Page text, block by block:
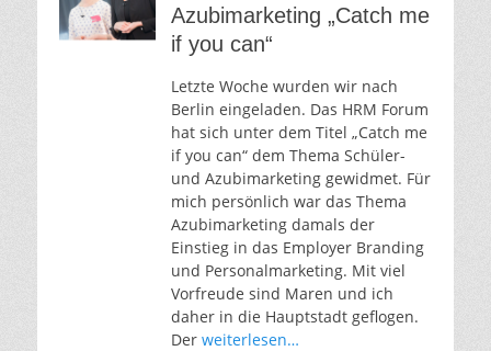
Azubimarketing „Catch me
if you can“
Letzte Woche wurden wir nach
Berlin eingeladen. Das HRM Forum
hat sich unter dem Titel „Catch me
if you can“ dem Thema Schüler-
und Azubimarketing gewidmet. Für
mich persönlich war das Thema
Azubimarketing damals der
Einstieg in das Employer Branding
und Personalmarketing. Mit viel
Vorfreude sind Maren und ich
daher in die Hauptstadt geflogen.
Der weiterlesen…